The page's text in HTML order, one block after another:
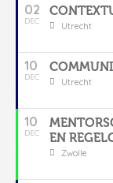
02
DEC Utrecht
10
DEC Utrecht
10
DEC
EN
Zwolle